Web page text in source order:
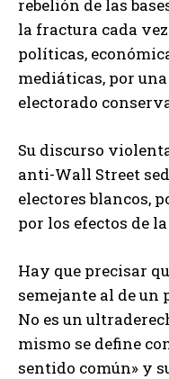
rebelión de las
la fractura cada
políticas,
mediáticas, por
electorado
Su discurso
anti-Wall Street
electores blancos,
por los efectos de
Hay que precisar
semejante al de un
No es un
mismo se define
sentido común» y